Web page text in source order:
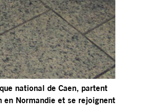
national de Caen, partent
Normandie et se rejoignent